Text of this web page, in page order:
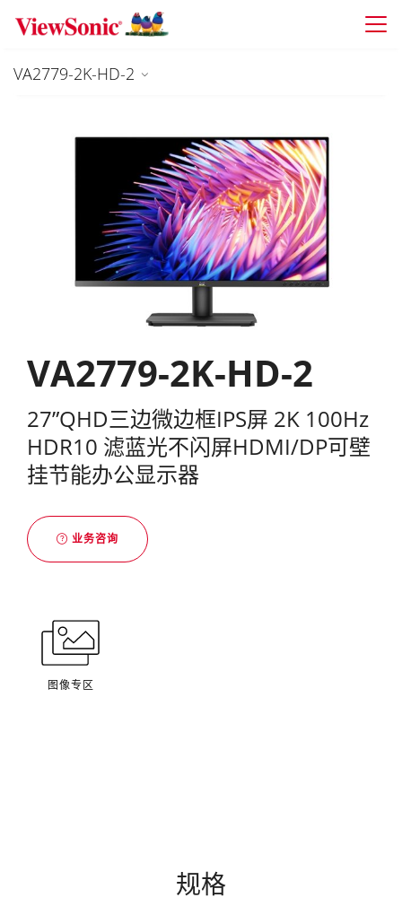
Skip to main content
VA2779-2K-HD-2
VA2779-2K-HD-2
27”QHD三边微边框IPS屏 2K 100Hz
HDR10 滤蓝光不闪屏HDMI/DP可壁
挂节能办公显示器
业务咨询
图像专区
规格